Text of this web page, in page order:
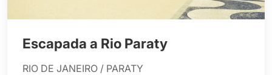
Escapada a Rio Paraty
RIO DE JANEIRO / PARATY